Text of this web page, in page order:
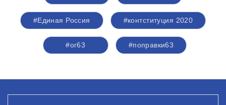
#Единая Россия #контституция 2020
#ог63 #поправки63